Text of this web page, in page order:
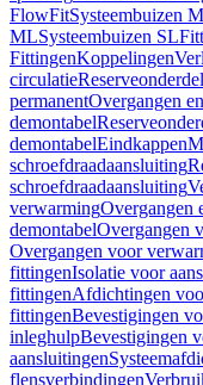
FlowFitSysteembuizen
MLSysteembuizen SL
FittingenKoppelingen
circulatie
permanentOvergangen
demontabel
demontabelEindkappen
schroefdraadaansluiting
schroefdraadaansluiting
verwarmingOvergangen
demontabelOvergangen
Overgangen voor
fittingenIsolatie voor
fittingenAfdichtingen
fittingenBevestigingen
inleghulpBevestigingen
aansluitingen
flensverbindingen